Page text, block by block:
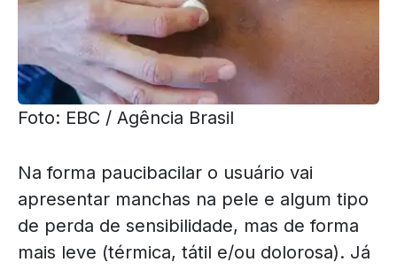
Foto: EBC / Agência Brasil
Na forma paucibacilar o usuário vai
apresentar manchas na pele e algum tipo
de perda de sensibilidade, mas de forma
mais leve (térmica, tátil e/ou dolorosa). Já